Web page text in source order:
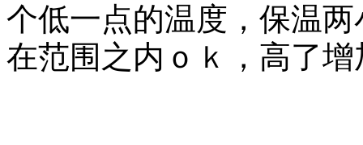
个低一点的温度，保温
在范围之内ｏｋ，高了